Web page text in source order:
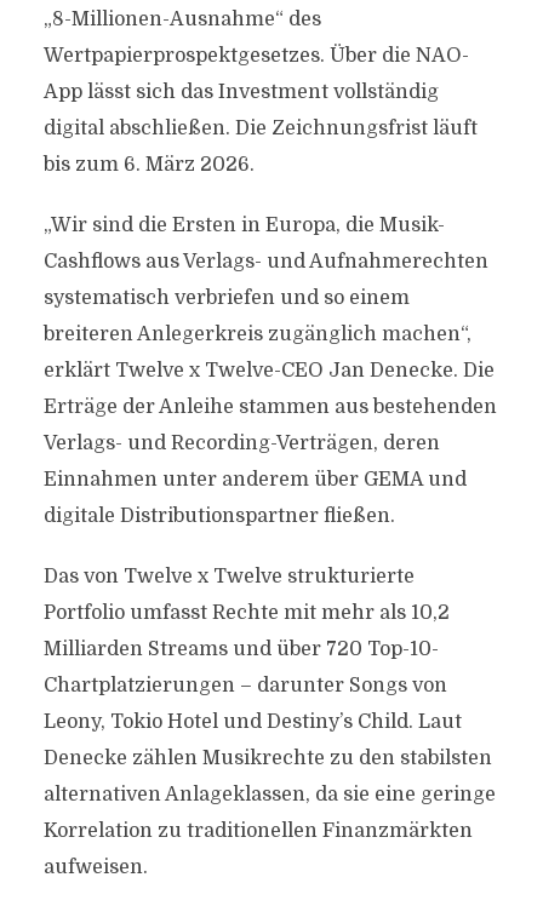
„8-Millionen-Ausnahme“ des
Wertpapierprospektgesetzes. Über die NAO-
App lässt sich das Investment vollständig
digital abschließen. Die Zeichnungsfrist läuft
bis zum 6. März 2026.
„Wir sind die Ersten in Europa, die Musik-
Cashflows aus Verlags- und Aufnahmerechten
systematisch verbriefen und so einem
breiteren Anlegerkreis zugänglich machen“,
erklärt Twelve x Twelve-CEO Jan Denecke. Die
Erträge der Anleihe stammen aus bestehenden
Verlags- und Recording-Verträgen, deren
Einnahmen unter anderem über GEMA und
digitale Distributionspartner fließen.
Das von Twelve x Twelve strukturierte
Portfolio umfasst Rechte mit mehr als 10,2
Milliarden Streams und über 720 Top-10-
Chartplatzierungen – darunter Songs von
Leony, Tokio Hotel und Destiny’s Child. Laut
Denecke zählen Musikrechte zu den stabilsten
alternativen Anlageklassen, da sie eine geringe
Korrelation zu traditionellen Finanzmärkten
aufweisen.